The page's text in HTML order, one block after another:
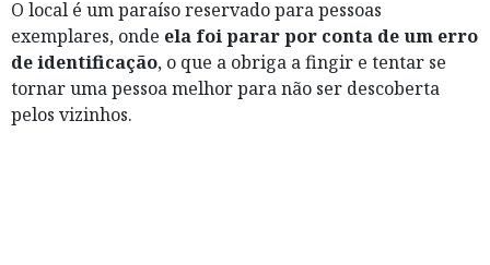
O local é um paraíso reservado para pessoas
exemplares, onde ela foi parar por conta de um erro
de identificação, o que a obriga a fingir e tentar se
tornar uma pessoa melhor para não ser descoberta
pelos vizinhos.